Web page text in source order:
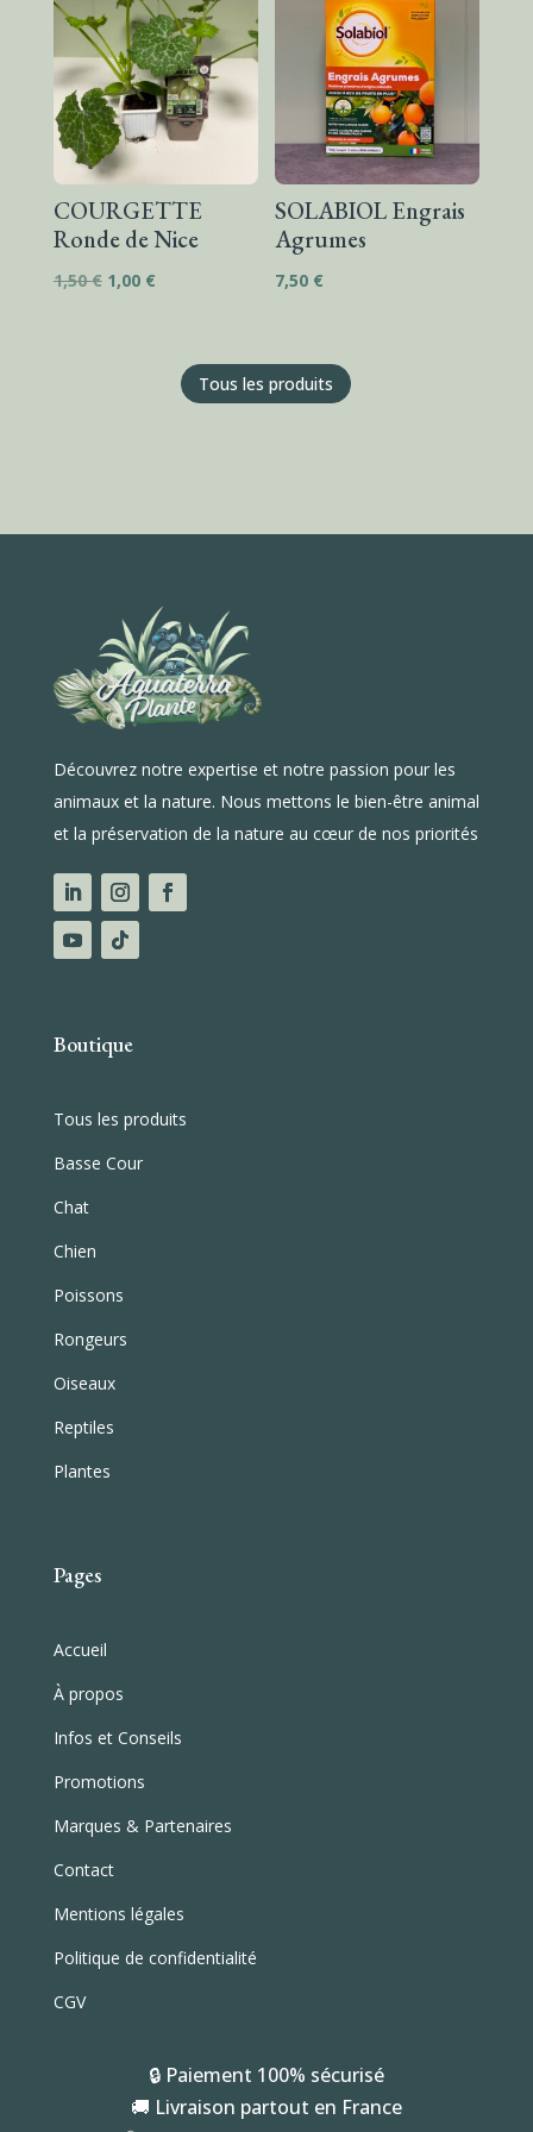
COURGETTE
Ronde de Nice
1,50€ Le
1,00 €Le
est :
1,00 €.
SOLABIOL Engrais
Agrumes
7,50 €
Tous les produits
Découvrez notre expertise et notre passion pour les
animaux et la nature. Nous mettons le bien-être animal
et la préservation de la nature au cœur de nos priorités
Boutique
Tous les produits
Basse Cour
Chat
Chien
Poissons
Rongeurs
Oiseaux
Reptiles
Plantes
Pages
Accueil
À propos
Infos et Conseils
Promotions
Marques & Partenaires
Contact
Mentions légales
Politique de confidentialité
CGV
🔒 Paiement 100% sécurisé
🚚 Livraison partout en France